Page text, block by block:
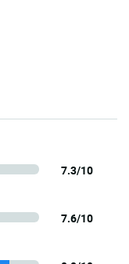
7.3/10
7.6/10